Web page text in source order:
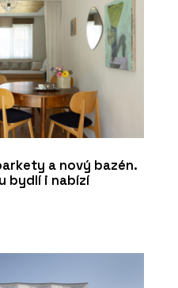
a nový bazén.
bydlí i nabízí